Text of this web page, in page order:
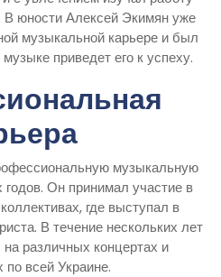
В юности Алексей Экимян уже
музыкальной карьере и был
приведет его к успеху.
музыкальную
Он принимал участие в
где выступал в
В течение нескольких лет
различных концертах и
всей Украине.